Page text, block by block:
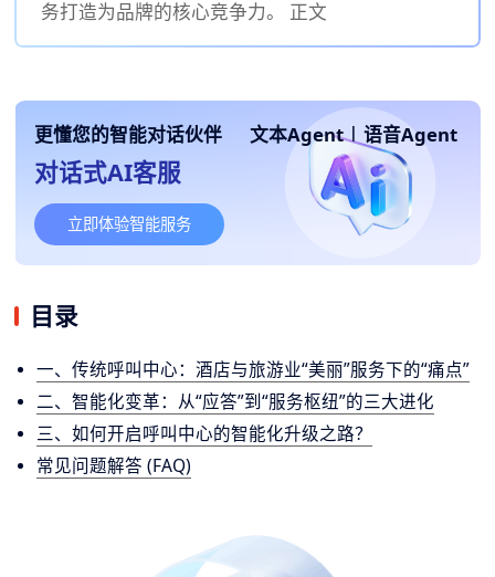
务打造为品牌的核心竞争力。 正文
更懂您的智能对话伙伴 文本Agent | 语音Agent
对话式AI客服
立即体验智能服务
目录
一、传统呼叫中心：酒店与旅游业“美丽”服务下的“痛点”
二、智能化变革：从“应答”到“服务枢纽”的三大进化
三、如何开启呼叫中心的智能化升级之路？
常见问题解答 (FAQ)